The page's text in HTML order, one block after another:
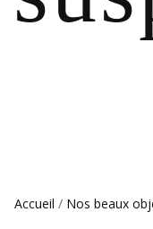
Accueil / Nos beaux